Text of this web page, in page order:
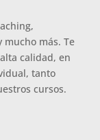
mucho más. Te
calidad, en
tanto
cursos.